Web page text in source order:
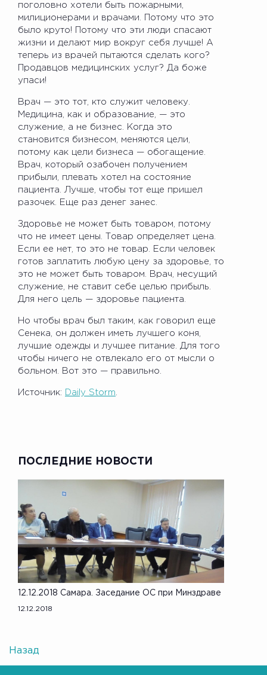
поголовно хотели быть пожарными,
милиционерами и врачами. Потому что это
было круто! Потому что эти люди спасают
жизни и делают мир вокруг себя лучше! А
теперь из врачей пытаются сделать кого?
Продавцов медицинских услуг? Да боже
упаси!
Врач — это тот, кто служит человеку.
Медицина, как и образование, — это
служение, а не бизнес. Когда это
становится бизнесом, меняются цели,
потому как цели бизнеса — обогащение.
Врач, который озабочен получением
прибыли, плевать хотел на состояние
пациента. Лучше, чтобы тот еще пришел
разочек. Еще раз денег занес.
Здоровье не может быть товаром, потому
что не имеет цены. Товар определяет цена.
Если ее нет, то это не товар. Если человек
готов заплатить любую цену за здоровье, то
это не может быть товаром. Врач, несущий
служение, не ставит себе целью прибыль.
Для него цель — здоровье пациента.
Но чтобы врач был таким, как говорил еще
Сенека, он должен иметь лучшего коня,
лучшие одежды и лучшее питание. Для того
чтобы ничего не отвлекало его от мысли о
больном. Вот это — правильно.
Источник: Daily Storm
ПОСЛЕДНИЕ НОВОСТИ
12.12.2018 Самара. Заседание ОС при Минздраве
12.12.2018
Назад